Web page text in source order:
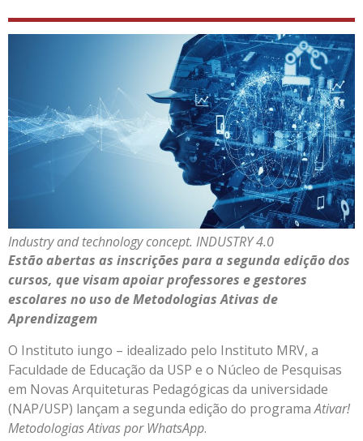
Industry and technology concept. INDUSTRY 4.0
Estão abertas as inscrições para a segunda edição dos
cursos, que visam apoiar professores e gestores
escolares no uso de Metodologias Ativas de
Aprendizagem
O Instituto iungo – idealizado pelo Instituto MRV, a
Faculdade de Educação da USP e o Núcleo de Pesquisas
em Novas Arquiteturas Pedagógicas da universidade
(NAP/USP) lançam a segunda edição do programaAtivar!
Metodologias Ativas por WhatsApp.